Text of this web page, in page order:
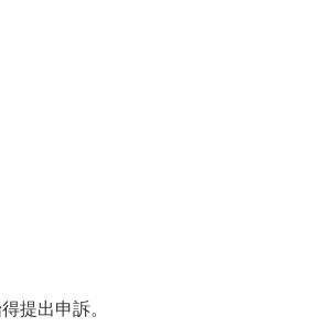
提出申訴。